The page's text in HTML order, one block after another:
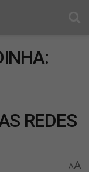
REDES
AA